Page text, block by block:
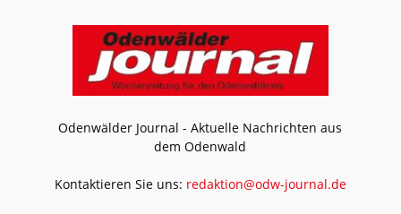
Odenwälder Journal - Aktuelle Nachrichten aus
dem Odenwald
Kontaktieren Sie uns: redaktion@odw-journal.de